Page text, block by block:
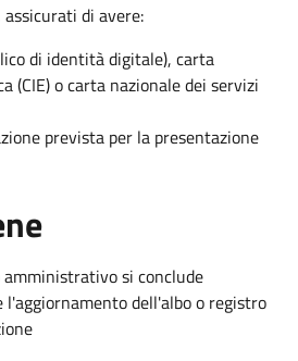
assicurati di avere:
di identità digitale), carta
(CIE) o carta nazionale dei servizi
prevista per la presentazione
si conclude
dell'albo o registro